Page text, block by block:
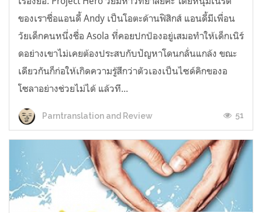
ของเราชื่อแอนดี้ Andy เป็นโอตะด้านฟิสิกส์ แอนดี้มีเพื่อน
วัยเด็กคนหนึ่งชื่อ Asola ที่คอยปกป้องอยู่เสมอทำให้เด็กเนิร์
ดอย่างเขาไม่เคยต้องประสบกับปัญหาโดนกลั่นแกล้ง ขณะ
เดียวกันก็ก่อให้เกิดความรู้สึกว่าตัวเองเป็นไซด์คิกของอ
โซลาอย่างช่วยไม่ได้ แล้วที...
Parntranslation and Review 51